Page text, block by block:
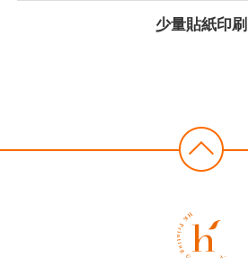
少量貼紙印刷